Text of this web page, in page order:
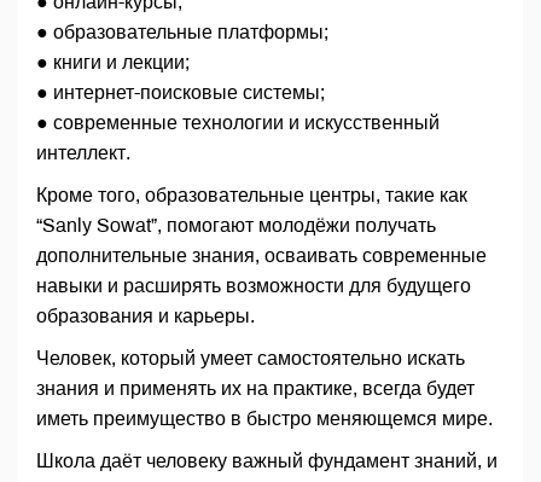
● образовательные платформы;
● книги и лекции;
● интернет-поисковые системы;
● современные технологии и искусственный
интеллект.
Кроме того, образовательные центры, такие как
“Sanly Sowat”, помогают молодёжи получать
дополнительные знания, осваивать современные
навыки и расширять возможности для будущего
образования и карьеры.
Человек, который умеет самостоятельно искать
знания и применять их на практике, всегда будет
иметь преимущество в быстро меняющемся мире.
Школа даёт человеку важный фундамент знаний, и